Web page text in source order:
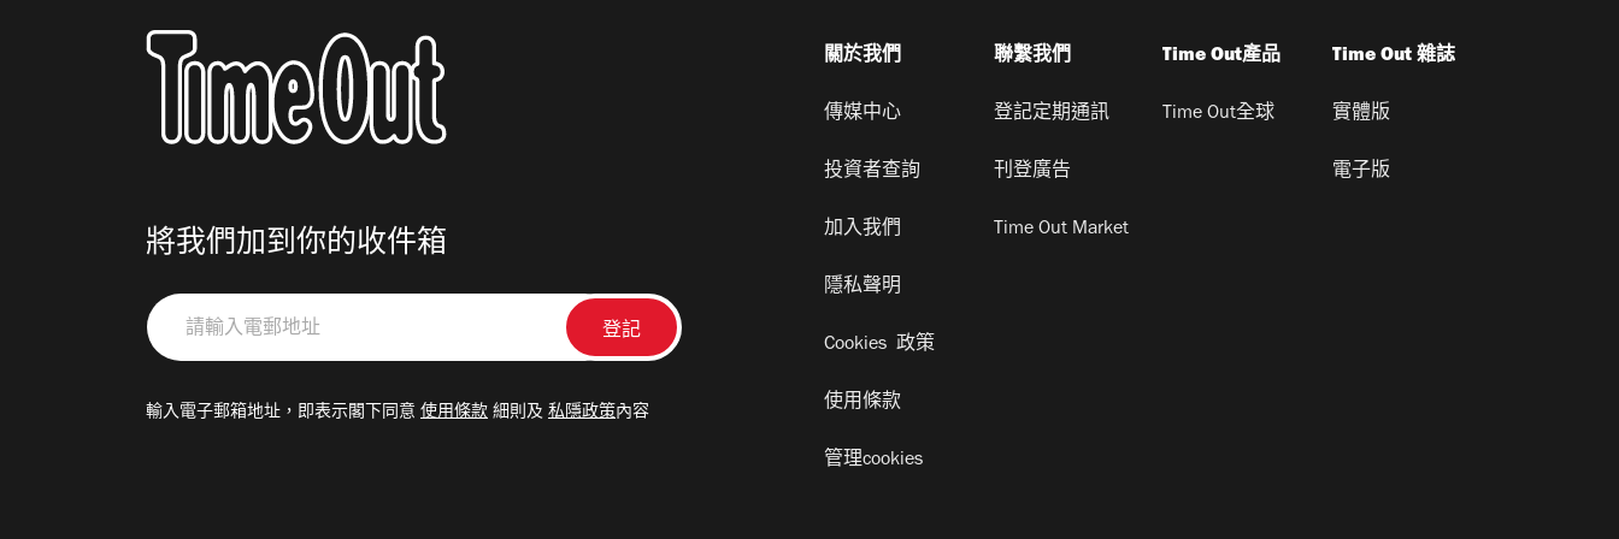
將我們加到你的收件箱
請
輸
郵
輸入電子郵箱地址，即表示閣下同意 使用條款 細則及 私隱政策內容
關於我們
傳媒中心
投資者查詢
加入我們
隱私聲明
Cookies 政策
使用條款
管理cookies
聯繫我們
登記定期通訊
刊登廣告
Time Out Market
Time Out產品
Time Out全球
Time Out 雜誌
實體版
電子版